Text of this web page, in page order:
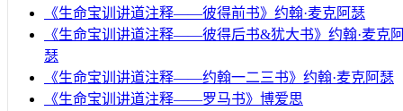
《生命宝训讲道注释——彼得前书》约翰·麦克阿瑟
《生命宝训讲道注释——彼得后书&犹大书》约翰·麦克
瑟
《生命宝训讲道注释——约翰一二三书》约翰·麦克阿瑟
《生命宝训讲道注释——罗马书》博爱思